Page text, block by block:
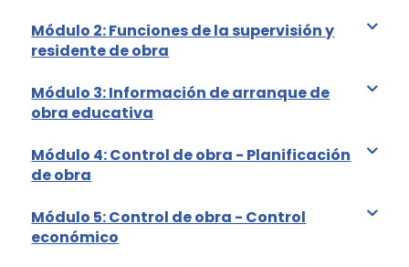
Módulo 2: Funciones de la supervisión y
residente de obra
Módulo 3: Información de arranque de
obra educativa
Módulo 4: Control de obra - Planificación
de obra
Módulo 5: Control de obra - Control
económico